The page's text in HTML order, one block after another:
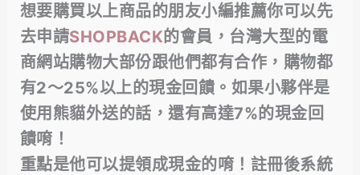
想要購買以上商品的朋友小編推薦你可以先
去申請SHOPBACK的會員，台灣大型的電
商網站購物大部份跟他們都有合作，購物都
有2～25%以上的現金回饋 。 如果小夥伴是
使用熊貓外送的話，還有高達7%的現金回
饋唷！
重點是他可以提領成現金的唷！註冊後系統